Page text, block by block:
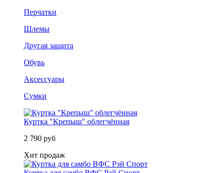
Перчатки
Шлемы
Другая защита
Обувь
Аксессуары
Сумки
Куртка "Крепыш" облегчённая
2 790 руб
Хит продаж